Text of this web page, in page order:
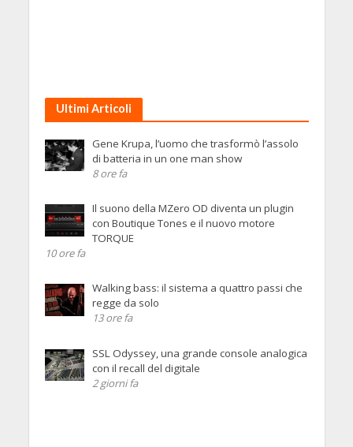
Ultimi Articoli
Gene Krupa, l’uomo che trasformò l’assolo
di batteria in un one man show
8 ore fa
Il suono della MZero OD diventa un plugin
con Boutique Tones e il nuovo motore
TORQUE
10 ore fa
Walking bass: il sistema a quattro passi che
regge da solo
13 ore fa
SSL Odyssey, una grande console analogica
con il recall del digitale
2 giorni fa